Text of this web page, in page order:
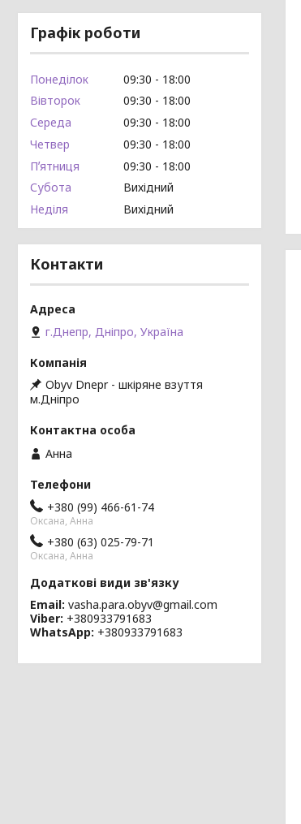
Графік роботи
Понеділок 09:30
18:00
Вівторок
09:30
18:00
Середа
09:30
18:00
Четвер
09:30
18:00
Пʼятниця
09:30
18:00
Субота
Вихідний
Неділя
Вихідний
Контакти
г.Днепр, Дніпро, Україна
Obyv Dnepr - шкіряне взуття
м.Дніпро
Анна
+380 (99) 466-61-74
Оксана, Анна
+380 (63) 025-79-71
Оксана, Анна
Email vasha.para.obyv@gmail.com
Viber +380933791683
WhatsApp +380933791683